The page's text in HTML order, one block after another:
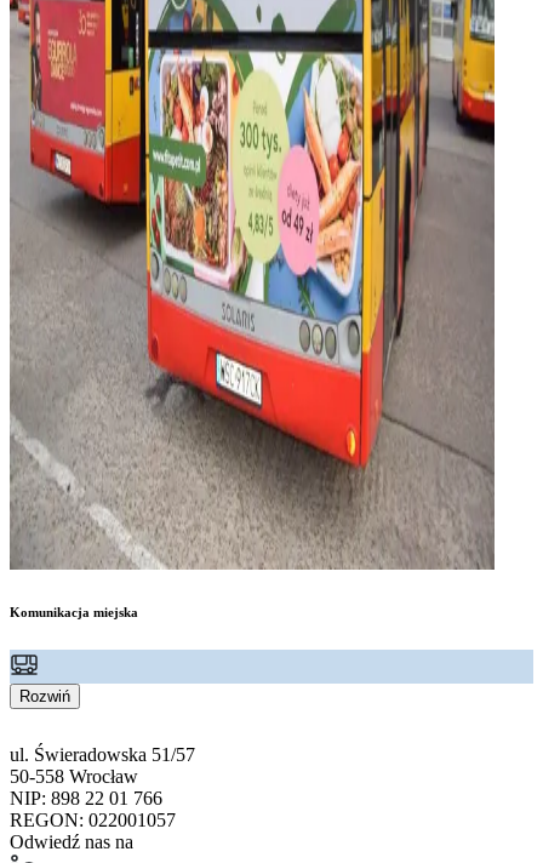
Komunikacja miejska
Rozwiń
ul. Świeradowska 51/57
50-558 Wrocław
NIP: 898 22 01 766
REGON: 022001057
Odwiedź nas na